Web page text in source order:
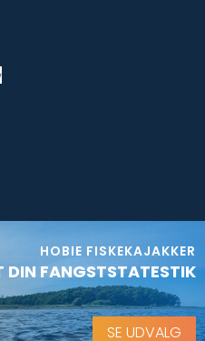
HOBIE FISKEKAJAKKER
DIN FANGSTSTATESTIK
SE UDVALG